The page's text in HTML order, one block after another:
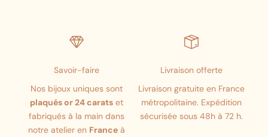
Savoir-faire
Nos bijoux uniques sont
plaqués or 24 carats et
fabriqués à la main dans
notre atelier en France à
Livraison offerte
Livraison gratuite en France
métropolitaine. Expédition
sécurisée sous 48h à 72 h.